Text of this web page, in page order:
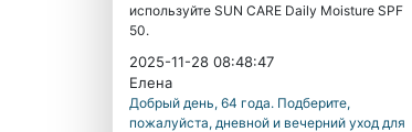
используйте SUN CARE Daily Moisture SPF
50.
2025-11-28 08:48:47
Елена
Добрый день, 64 года. Подберите,
пожалуйста, дневной и вечерний уход для